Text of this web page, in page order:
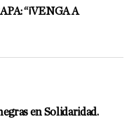
“¡VENGA A
en Solidaridad.